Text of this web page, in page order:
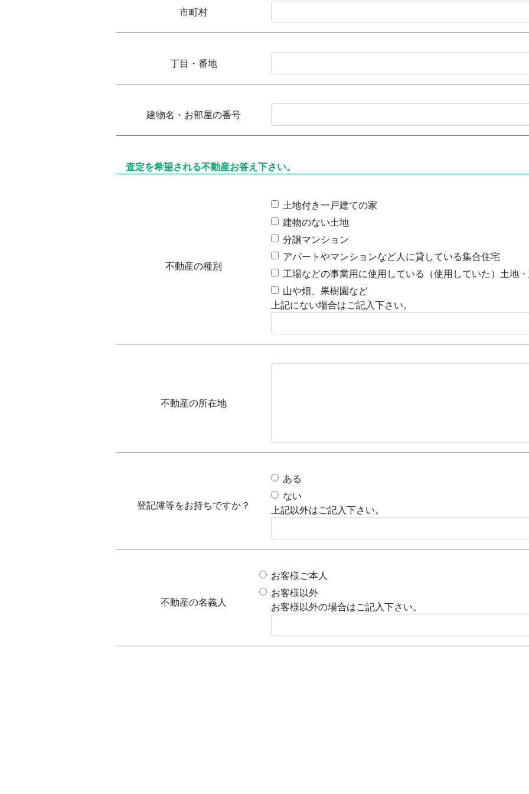
市町村
丁目・番地
建物名・お部屋の番号
査定を希望される不動産お答え下さい。
不動産の種別
土地付き一戸建ての家
建物のない土地
分譲マンション
アパートやマンションなど人に貸している集合住宅
工場などの事業用に使用している（使用していた）土地
山や畑、果樹園など
上記にない場合はご記入下さい。
不動産の所在地
登記簿等をお持ちですか？
ある
ない
上記以外はご記入下さい。
不動産の名義人
お客様ご本人
お客様以外
お客様以外の場合はご記入下さい。